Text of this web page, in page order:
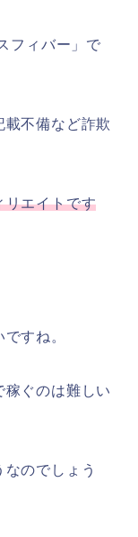
フィバー」で
載不備など詐欺
リエイトです
すね。
稼ぐのは難しい
のでしょう